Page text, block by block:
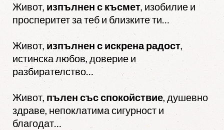
Живот, изпълнен с късмет, изобилие и
просперитет за теб и близките ти…
Живот, изпълнен с искрена радост,
истинска любов, доверие и
разбирателство…
Живот, пълен със спокойствие, душевно
здраве, непоклатима сигурност и
благодат…